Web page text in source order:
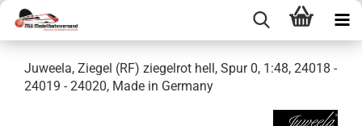
Juweela, Ziegel (RF) ziegelrot hell, Spur 0, 1:48, 24018 -
24019 - 24020, Made in Germany